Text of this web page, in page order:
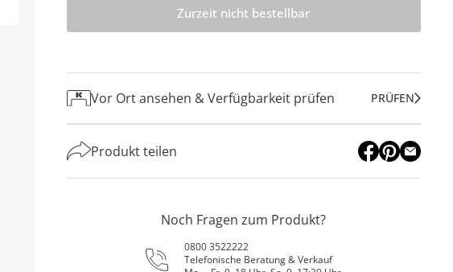
Zurzeit nicht bestellbar
Vor Ort ansehen & Verfügbarkeit prüfen PRÜFEN
Produkt teilen
Noch Fragen zum Produkt?
0800 3522222
Telefonische Beratung & Verkauf